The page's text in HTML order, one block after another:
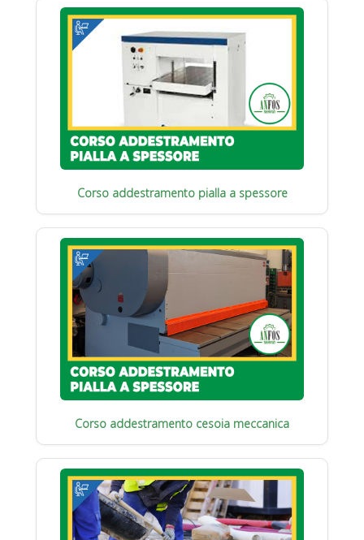
Corso addestramento pialla a spessore
Corso addestramento cesoia meccanica